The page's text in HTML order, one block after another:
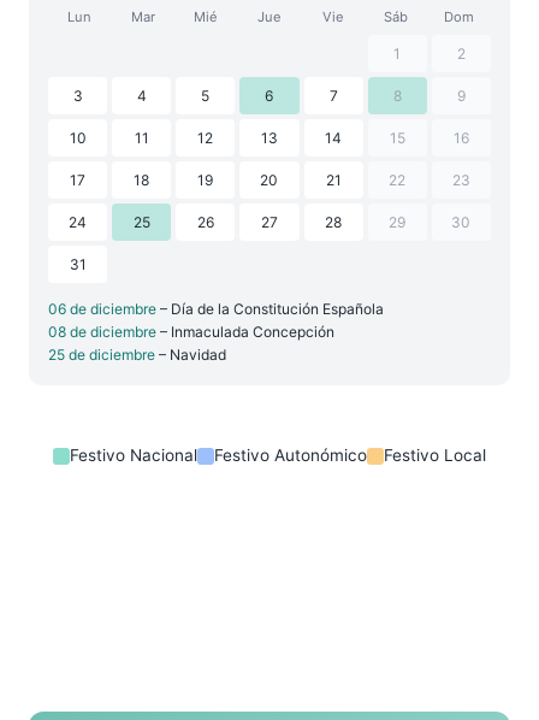
Lun Mar Mié Jue Vie Sáb Dom
1 2
3 4 5 6 7 8 9
10 11 12 13 14 15 16
17 18 19 20 21 22 23
24 25 26 27 28 29 30
31
06 de diciembre – Día de la Constitución Española
08 de diciembre – Inmaculada Concepción
25 de diciembre – Navidad
Festivo Nacional Festivo Autonómico Festivo Local